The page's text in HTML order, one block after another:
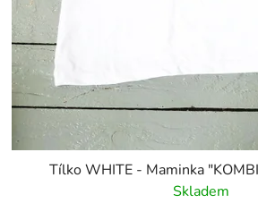
Tílko WHITE - Maminka
Skladem